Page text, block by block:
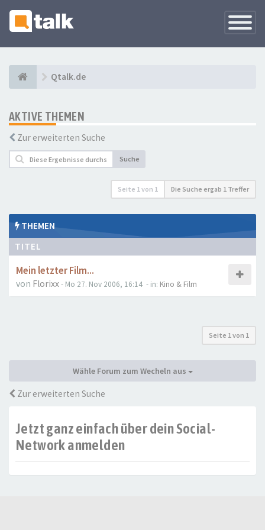
Qtalk.de
AKTIVE THEMEN
Zur erweiterten Suche
Suche
Seite 1von 1 Die Suche ergab 1 Treffer
THEMEN
TITEL
Mein letzter Film...
von Florixx- Mo 27. Nov 2006, 16:14 - in: Kino & Film
Seite 1von 1
Wähle Forum zum Wecheln aus
Zur erweiterten Suche
Jetzt ganz einfach über dein Social-
Network anmelden